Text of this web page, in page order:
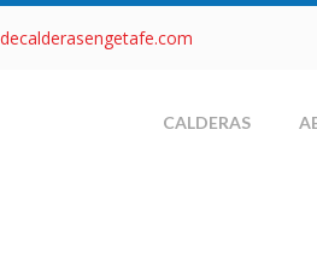
CALDERAS